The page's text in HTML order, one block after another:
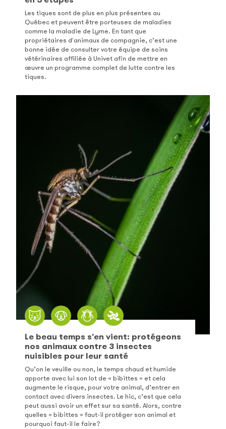
Les tiques sont de plus en plus présentes au
Québec et peuvent être porteuses de maladies
comme la maladie de Lyme. En tant que
propriétaires d'animaux de compagnie, c’est une
bonne idée de consulter votre équipe de soins
vétérinaires affiliée à Univet afin de mettre en
œuvre un programme complet de lutte contre les
tiques.
Le beau temps s'en vient: protégeons
nos animaux contre 3 insectes
nuisibles pour leur santé
Qu’on le veuille ou non, le temps chaud et humide
apporte avec lui son lot de « bibittes » et cela
augmente le risque, pour votre animal, d’entrer en
contact avec divers insectes. Le hic, c’est que cela
peut aussi avoir un effet sur sa santé. Alors, contre
quelles « bibittes » faut-il protéger son animal et
pourquoi faut-il le faire?